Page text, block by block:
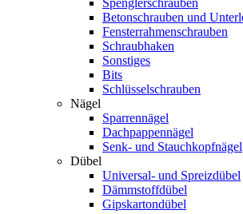
Spenglerschrauben
Betonschrauben und
Fensterrahmenschrauben
Schraubhaken
Sonstiges
Bits
Schlüsselschrauben
Nägel
Sparrennägel
Dachpappennägel
Senk- und Stauchkopfnägel
Dübel
Universal- und Spreizdübel
Dämmstoffdübel
Gipskartondübel